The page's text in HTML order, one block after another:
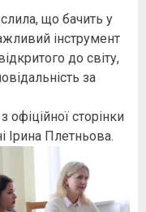
що бачить у
інструмент
до світу,
за
офіційної сторінки
Ірина Плетньова.